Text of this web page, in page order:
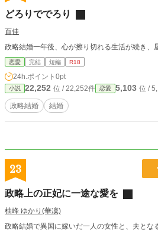
どろりででろり
百佳
政略結婚一年後、心が擦り切れる生活が続き、
恋愛 完結 短編 R18
24h.ポイント 0pt
小説 22,252 位 / 22,252件 恋愛 5,103 位 /
政略結婚 結婚
23
政略上の正妃に一途な愛を
柚峰 ゆかり(華凜)
政略結婚で異国に嫁いだ一人の女性と、夫とな